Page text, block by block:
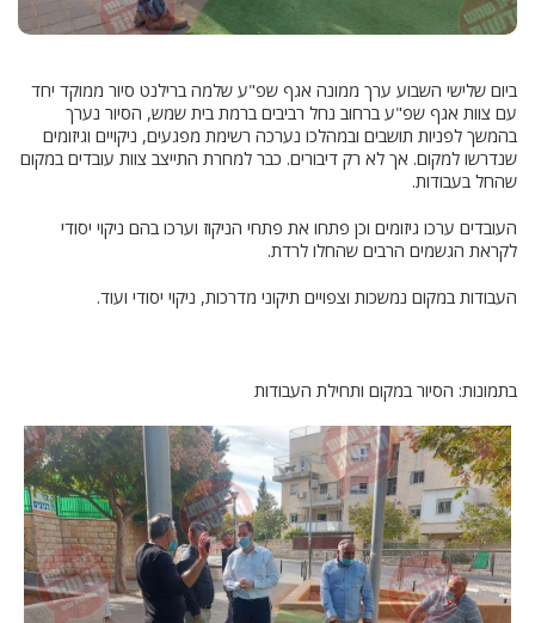
ביום שלישי השבוע ערך ממונה אגף שפ"ע שלמה ברילנט סיור ממוקד יחד
עם צוות אגף שפ"ע ברחוב נחל רביבים ברמת בית שמש, הסיור נערך
בהמשך לפניות תושבים ובמהלכו נערכה רשימת מפגעים, ניקויים וגיזומים
שנדרשו למקום. אך לא רק דיבורים. כבר למחרת התייצב צוות עובדים במקום
שהחל בעבודות.
העובדים ערכו גיזומים וכן פתחו את פתחי הניקוז וערכו בהם ניקוי יסודי
לקראת הגשמים הרבים שהחלו לרדת.
העבודות במקום נמשכות וצפויים תיקוני מדרכות, ניקוי יסודי ועוד.
בתמונות: הסיור במקום ותחילת העבודות